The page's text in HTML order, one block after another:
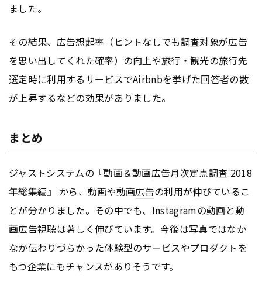
ました。
その結果、 広告想起率（ヒントなしでも調査対象が広告
を思い出してくれた確率）の向上や旅行・観光の旅行先
選定時に利用するサービスでAirbnbを挙げた回答者の数
が上昇するなどの効果がありました。
まとめ
ジャストシステムの『動画＆動画広告月次定点調査 2018
年総集編』 から、動画や動画広告の利用が伸びているこ
とが分かりました。その中でも、Instagramの動画と動
画広告視聴は著しく伸びています。今後は写真ではなか
なか伝わりづらかった体験型のサービスやプロダクトを
もつ企業にもチャンスがありそうです。